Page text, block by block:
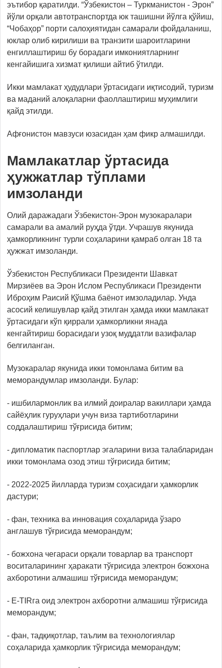
эътибор қаратилди. “Ўзбекистон – Туркманистон - Эрон”
йўли орқали автотранспортда юк ташишни йўлга қўйиш,
“Чобаҳор” порти салоҳиятидан самарали фойдаланиш,
юклар олиб кирилиши ва транзити шароитларини
енгиллаштириш бу борадаги имкониятларнинг
кенгайишига хизмат қилиши айтиб ўтилди.
Икки мамлакат ҳудудлари ўртасидаги иқтисодий, туризм
ва маданий алоқаларни фаоллаштириш муҳимлиги
қайд этилди.
Афғонистон мавзуси юзасидан ҳам фикр алмашилди.
Мамлакатлар ўртасида
ҳужжатлар тўплами
имзоланди
Олий даражадаги Ўзбекистон-Эрон музокаралари
самарали ва амалий руҳда ўтди. Учрашув якунида
ҳамкорликнинг турли соҳаларини қамраб олган 18 та
ҳужжат имзоланди.
Ўзбекистон Республикаси Президенти Шавкат
Мирзиёев ва Эрон Ислом Республикаси Президенти
Иброҳим Раисий Қўшма баёнот имзоладилар. Унда
асосий келишувлар қайд этилган ҳамда икки мамлакат
ўртасидаги кўп қиррали ҳамкорликни янада
кенгайтириш борасидаги узоқ муддатли вазифалар
белгиланган.
Музокаралар якунида икки томонлама битим ва
меморандумлар имзоланди. Булар:
- ишбилармонлик ва илмий доиралар вакиллари ҳамда
сайёҳлик гуруҳлари учун виза тартиботларини
соддалаштириш тўғрисида битим;
- дипломатик паспортлар эгаларини виза талабларидан
икки томонлама озод этиш тўғрисида битим;
- 2022-2025 йилларда туризм соҳасидаги ҳамкорлик
дастури;
- фан, техника ва инновация соҳаларида ўзаро
англашув тўғрисида меморандум;
- божхона чегараси орқали товарлар ва транспорт
воситаларининг ҳаракати тўғрисида электрон божхона
ахборотини алмашиш тўғрисида меморандум;
- E-TIRга оид электрон ахборотни алмашиш тўғрисида
меморандум;
- фан, тадқиқотлар, таълим ва технологиялар
соҳаларида ҳамкорлик тўғрисида меморандум;